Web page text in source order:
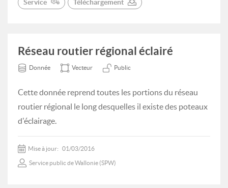
Service Téléchargement
Réseau routier régional éclairé
Donnée Vecteur Public
Cette donnée reprend toutes les portions du réseau
routier régional le long desquelles il existe des poteaux
d'éclairage.
Mise à jour: 01/03/2016
Service public de Wallonie (SPW)